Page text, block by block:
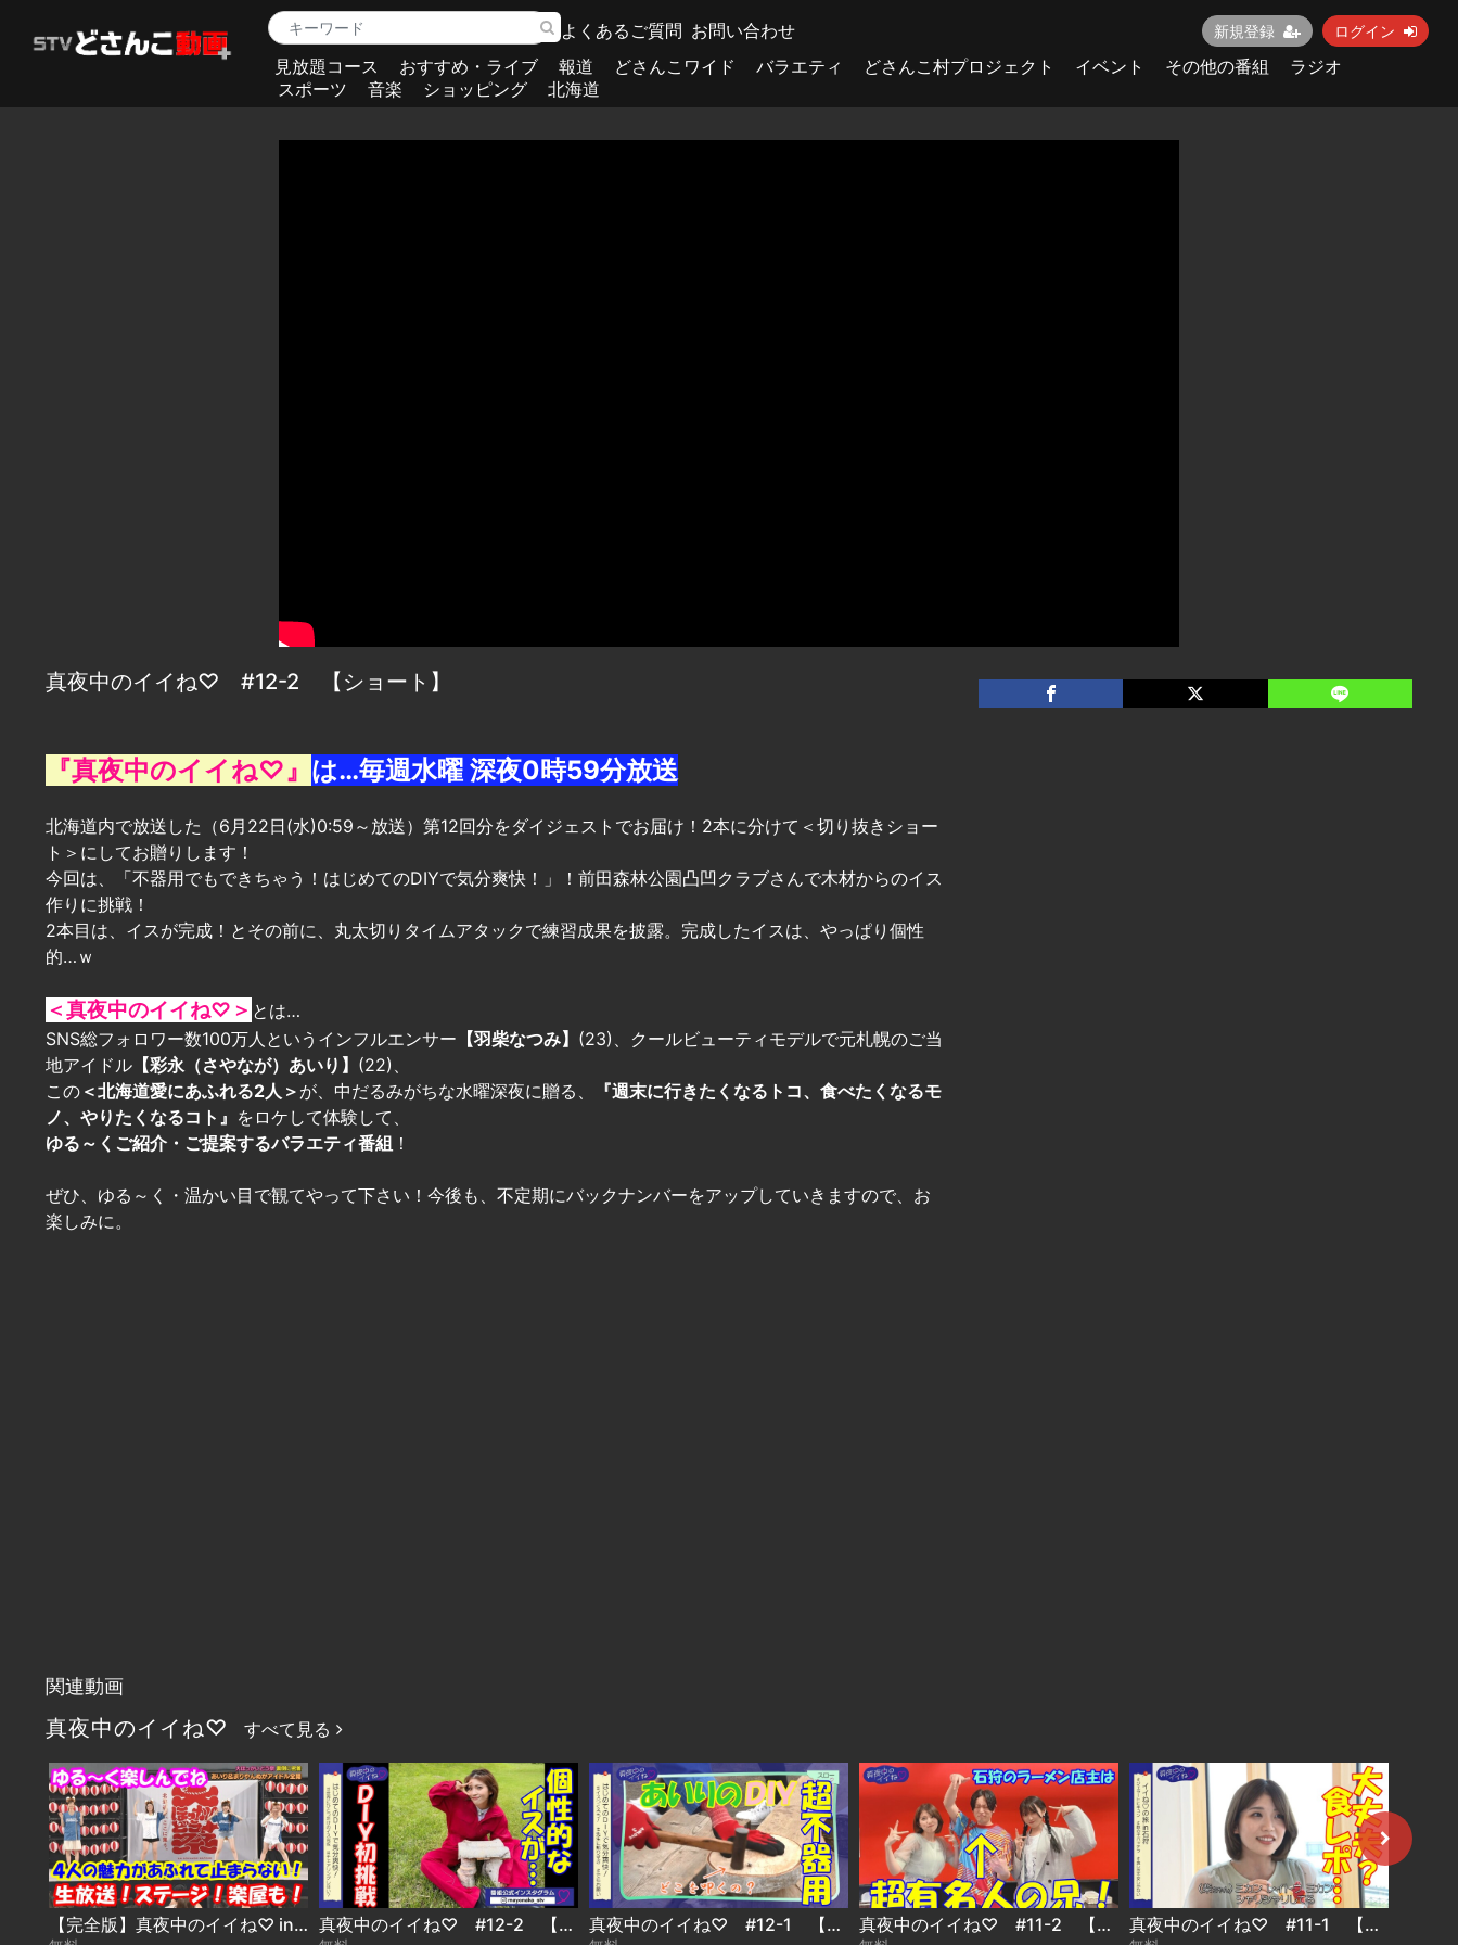
よくあるご質問 お問い合わせ 新規登録 ログイン
見放題コース おすすめ・ライブ 報道 どさんこワイド バラエティ どさんこ村プロジェクト イベント その他の番組
ラジオ
スポーツ
音楽 ショッピング 北海道
真夜中のイイね♡ #12-2 【ショート】
『真夜中のイイね♡』 は…毎週水曜 深夜0時59分放送
北海道内で放送した（6月22日(水)0:59～放送）第12回分をダイジェストでお届け！2本に分けて＜切り抜きショー
ト＞にしてお贈りします！
今回は、「不器用でもできちゃう！はじめてのDIYで気分爽快！」！前田森林公園凸凹クラブさんで木材からのイス
作りに挑戦！
2本目は、イスが完成！とその前に、丸太切りタイムアタックで練習成果を披露。完成したイスは、やっぱり個性
的…ｗ
＜真夜中のイイね♡＞ とは…
SNS総フォロワー数100万人というインフルエンサー 【羽柴なつみ】 (23)、クールビューティモデルで元札幌のご当
地アイドル【彩永（さやなが）あいり】 (22)、
この＜北海道愛にあふれる2人＞ が、中だるみがちな水曜深夜に贈る、
『週末に行きたくなるトコ、食べたくなるモ
ノ、やりたくなるコト』 をロケして体験して、
ゆる～くご紹介・ご提案するバラエティ番組 ！
ぜひ、ゆる～く・温かい目で観てやって下さい！今後も、不定期にバックナンバーをアップしていきますので、お
楽しみに。
関連動画
真夜中のイイね♡ すべて見る
【完全版】真夜中のイイね♡ in 大ほっかいどう祭【全部見せちゃうよSP】 真夜中のイイね♡ #12-2 【ショート】 真夜中のイイね♡ #12-1 【ショート】 真夜中のイイね♡ #11-2 【ショート】 真夜中のイイね♡ #11-1 【ショート】